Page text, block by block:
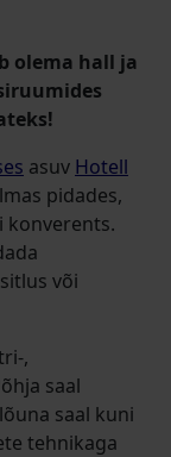
olema hall ja
asuv Hotell
pidades,
konverents.
või
,
saal
saal kuni
tehnikaga